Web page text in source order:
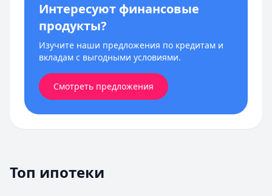
Интересуют финансовые
продукты?
Изучите наши предложения по кредитам и
вкладам с выгодными условиями.
Смотреть предложения
Топ ипотеки